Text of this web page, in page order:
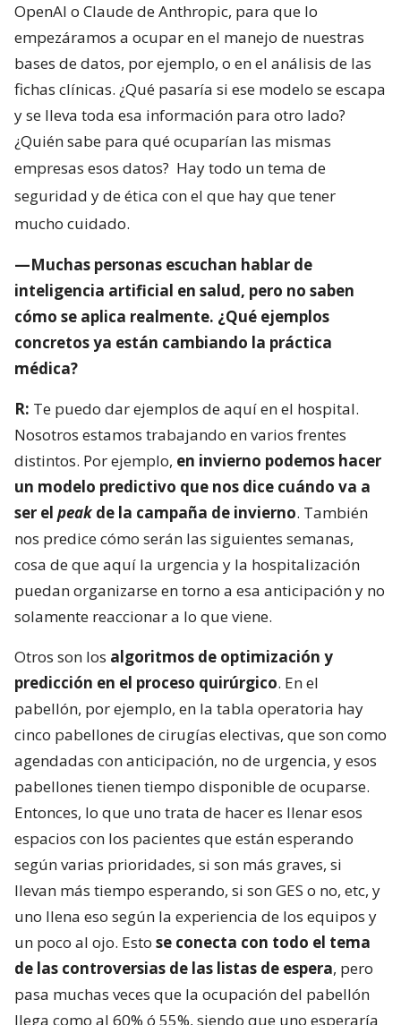
OpenAI o Claude de Anthropic, para que lo
empezáramos a ocupar en el manejo de nuestras
bases de datos, por ejemplo, o en el análisis de las
fichas clínicas. ¿Qué pasaría si ese modelo se escapa
y se lleva toda esa información para otro lado?
¿Quién sabe para qué ocuparían las mismas
empresas esos datos? Hay todo un tema de
seguridad y de ética con el que hay que tener
mucho cuidado.
—Muchas personas escuchan hablar de
inteligencia artificial en salud, pero no saben
cómo se aplica realmente. ¿Qué ejemplos
concretos ya están cambiando la práctica
médica?
R: Te puedo dar ejemplos de aquí en el hospital.
Nosotros estamos trabajando en varios frentes
distintos. Por ejemplo, en invierno podemos hacer
un modelo predictivo que nos dice cuándo va a
ser el peakde la campaña de invierno. También
nos predice cómo serán las siguientes semanas,
cosa de que aquí la urgencia y la hospitalización
puedan organizarse en torno a esa anticipación y no
solamente reaccionar a lo que viene.
Otros son los algoritmos de optimización y
predicción en el proceso quirúrgico. En el
pabellón, por ejemplo, en la tabla operatoria hay
cinco pabellones de cirugías electivas, que son como
agendadas con anticipación, no de urgencia, y esos
pabellones tienen tiempo disponible de ocuparse.
Entonces, lo que uno trata de hacer es llenar esos
espacios con los pacientes que están esperando
según varias prioridades, si son más graves, si
llevan más tiempo esperando, si son GES o no, etc, y
uno llena eso según la experiencia de los equipos y
un poco al ojo. Esto se conecta con todo el tema
de las controversias de las listas de espera, pero
pasa muchas veces que la ocupación del pabellón
llega como al 60% ó 55%, siendo que uno esperaría